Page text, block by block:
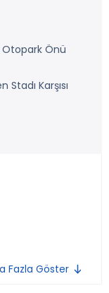
Otopark Önü
Karşısı
Fazla Göster